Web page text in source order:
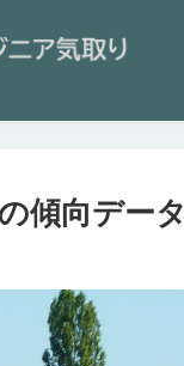
傾向データ